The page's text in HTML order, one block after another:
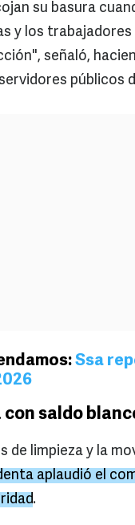
su basura
y los
señaló,
públicos
Ssa
con saldo
de limpieza y la
aplaudió el
.